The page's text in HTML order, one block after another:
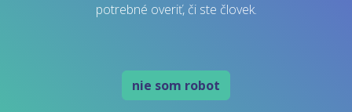
potrebné overiť, či ste človek.
nie som robot